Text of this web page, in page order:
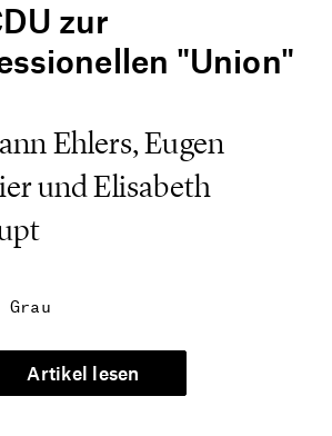
zur
"Union"
Ehlers, Eugen
und Elisabeth
Artikel lesen